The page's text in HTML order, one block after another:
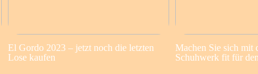
El Gordo 2023 – jetzt noch die letzten
Lose kaufen
Machen Sie sich mit
Schuhwerk fit für